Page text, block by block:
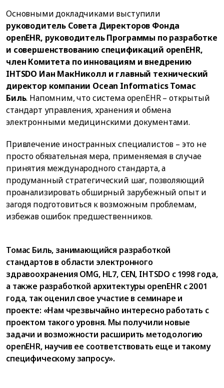
Основными докладчиками выступили
руководитель Совета Директоров Фонда
openEHR, руководитель Программы по разработке
и совершенствованию спецификаций openEHR,
член Комитета по инновациям и внедрению
IHTSDO Иан МакНиколл и главный технический
директор компании Ocean Informatics Томас
Биль. Напомним, что система openEHR – открытый
стандарт управления, хранения и обмена
электронными медицинскими документами.
Привлечение иностранных специалистов – это не
просто обязательная мера, применяемая в случае
принятия международного стандарта, а
продуманный стратегический шаг, позволяющий
проанализировать обширный зарубежный опыт и
загодя подготовиться к возможным проблемам,
избежав ошибок предшественников.
Томас Биль, занимающийся разработкой
стандартов в области электронного
здравоохранения OMG, HL7, CEN, IHTSDO с 1998 года,
а также разработкой архитектуры openEHR с 2001
года, так оценил свое участие в семинаре и
проекте: «Нам чрезвычайно интересно работать с
проектом такого уровня. Мы получили новые
задачи и возможности расширить методологию
openEHR, научив ее соответствовать еще и такому
специфическому запросу».